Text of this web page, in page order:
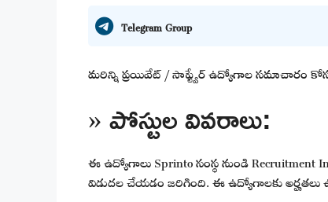
Telegram Group
మరిన్ని ప్రయివేట్ / సాఫ్ట్వేర్ ఉద్యోగాల సమాచారం
» పోస్టుల వివరాలు:
ఈ ఉద్యోగాలు Sprinto సంస్థ నుండి
విడుదల చేయడం జరిగింది. ఈ ఉద్యోగాలకు అర్హతలు